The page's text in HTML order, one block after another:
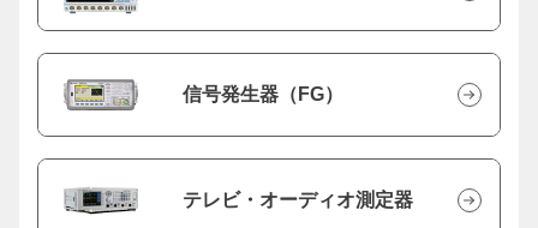
信号発生器（FG）
テレビ・オーディオ測定器